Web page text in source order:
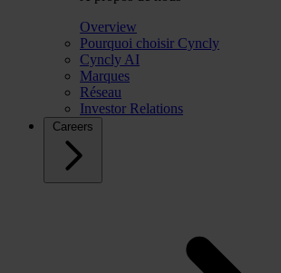
Overview
Pourquoi choisir Cyncly
Cyncly AI
Marques
Réseau
Investor Relations
Careers